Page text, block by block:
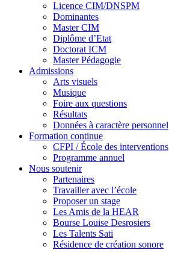
Licence CIM/DNSPM
Dominantes
Master CIM
Diplôme d’Etat
Doctorat ICM
Master Pédagogie
Admissions
Arts visuels
Musique
Foire aux questions
Résultats
Données à caractère personnel
Formation continue
CFPI / École des interventions
Programme annuel
Nous soutenir
Partenaires
Travailler avec l’école
Proposer un stage
Les Amis de la HEAR
Bourse Louise Desrosiers
Les Talents Sati
Résidence de création sonore